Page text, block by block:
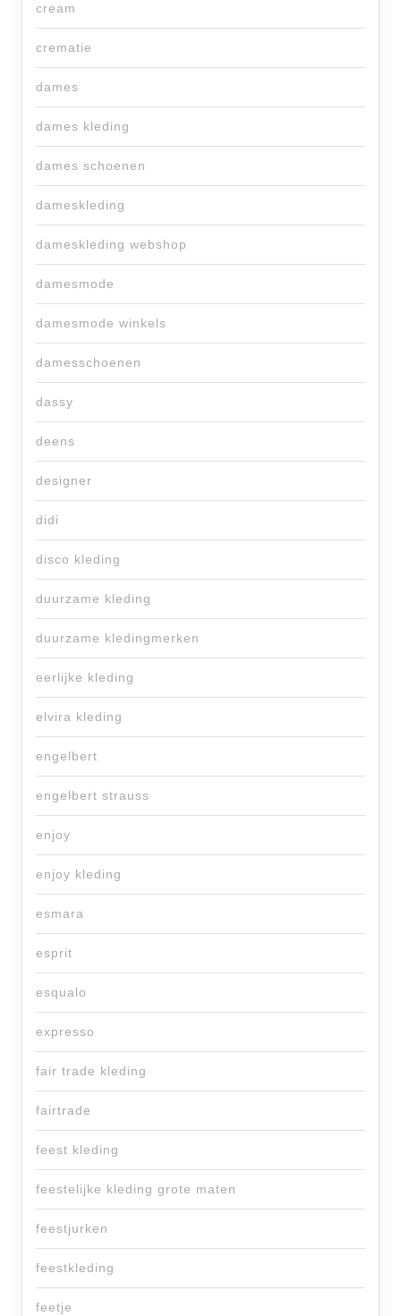
cream
crematie
dames
dames kleding
dames schoenen
dameskleding
dameskleding webshop
damesmode
damesmode winkels
damesschoenen
dassy
deens
designer
didi
disco kleding
duurzame kleding
duurzame kledingmerken
eerlijke kleding
elvira kleding
engelbert
engelbert strauss
enjoy
enjoy kleding
esmara
esprit
esqualo
expresso
fair trade kleding
fairtrade
feest kleding
feestelijke kleding grote maten
feestjurken
feestkleding
feetje